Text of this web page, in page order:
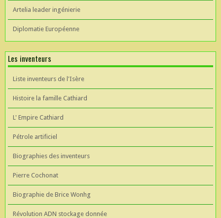
Artelia leader ingénierie
Diplomatie Européenne
Les inventeurs
Liste inventeurs de l'Isère
Histoire la famille Cathiard
L' Empire Cathiard
Pétrole artificiel
Biographies des inventeurs
Pierre Cochonat
Biographie de Brice Wonhg
Révolution ADN stockage donnée